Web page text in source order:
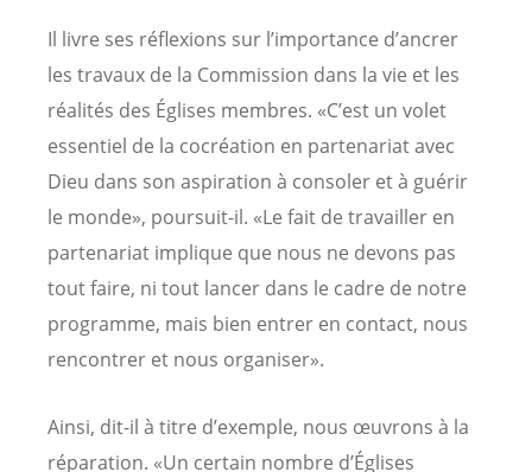
Il livre ses réflexions sur l’importance d’ancrer
les travaux de la Commission dans la vie et les
réalités des Églises membres. «C’est un volet
essentiel de la cocréation en partenariat avec
Dieu dans son aspiration à consoler et à guérir
le monde», poursuit-il. «Le fait de travailler en
partenariat implique que nous ne devons pas
tout faire, ni tout lancer dans le cadre de notre
programme, mais bien entrer en contact, nous
rencontrer et nous organiser».
Ainsi, dit-il à titre d’exemple, nous œuvrons à la
réparation. «Un certain nombre d’Églises